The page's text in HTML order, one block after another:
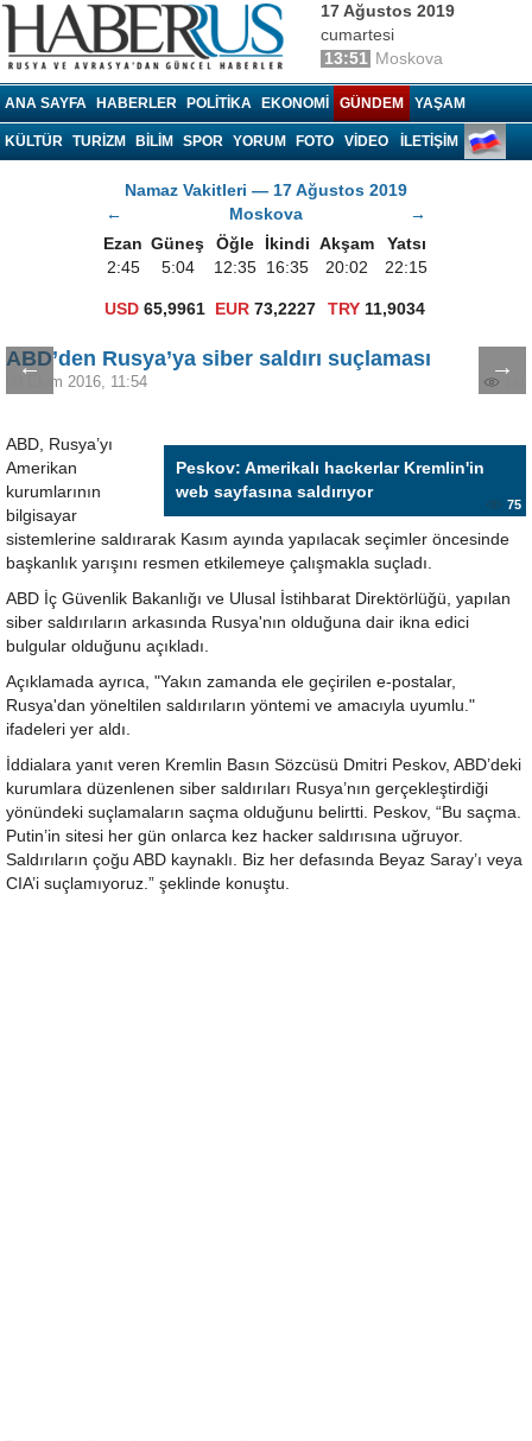
Haberrus.com
17 Ağustos 2019
cumartesi
13:51 Moskova
ANA SAYFA HABERLER POLITIKA EKONOMI GÜNDEM YAŞAM
KÜLTÜR TURIZM BILIM SPOR YORUM FOTO VIDEO İLETİŞİM
Namaz Vakitleri — 17 Ağustos 2019
←
Moskova
→
Ezan Güneş Öğle İkindi Akşam
Yatsı
2:45
5:04 12:35 16:35 20:02 22:15
USD 65,9961 EUR 73,2227 TRY 11,9034
← →
ABD’den Rusya’ya siber saldırı suçlaması
09 Ekim 2016, 11:54
Peskov: Amerikalı hackerlar Kremlin'in
web sayfasına saldırıyor
75
ABD, Rusya’yı
Amerikan
kurumlarının
bilgisayar
sistemlerine saldırarak Kasım ayında yapılacak seçimler öncesinde
başkanlık yarışını resmen etkilemeye çalışmakla suçladı.
ABD İç Güvenlik Bakanlığı ve Ulusal İstihbarat Direktörlüğü, yapılan
siber saldırıların arkasında Rusya'nın olduğuna dair ikna edici
bulgular olduğunu açıkladı.
Açıklamada ayrıca, "Yakın zamanda ele geçirilen e-postalar,
Rusya'dan yöneltilen saldırıların yöntemi ve amacıyla uyumlu."
ifadeleri yer aldı.
İddialara yanıt veren Kremlin Basın Sözcüsü Dmitri Peskov, ABD’deki
kurumlara düzenlenen siber saldırıları Rusya’nın gerçekleştirdiği
yönündeki suçlamaların saçma olduğunu belirtti. Peskov, “Bu saçma.
Putin’in sitesi her gün onlarca kez hacker saldırısına uğruyor.
Saldırıların çoğu ABD kaynaklı. Biz her defasında Beyaz Saray’ı veya
CIA’i suçlamıyoruz.” şeklinde konuştu.